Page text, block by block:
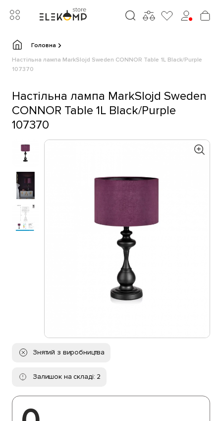
Головна
Настільна лампа MarkSlojd Sweden CONNOR Table 1L Black/Purple
107370
Настільна лампа MarkSlojd Sweden
CONNOR Table 1L Black/Purple
107370
Знятий з виробництва
Залишок на складі: 2